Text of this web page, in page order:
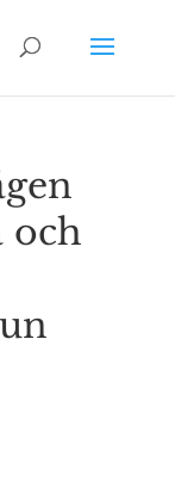
och